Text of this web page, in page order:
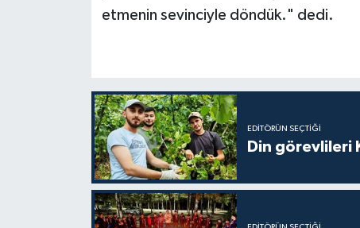
etmenin sevinciyle döndük." dedi.
EDITÖRÜN SEÇTIĞI
Din görevlileri
Erzincan Müftülüğü
Eskişehir Müftülüğü
Gaziantep Müftülüğü
Giresun Müftülüğü
Gümüşhane Müftülüğü